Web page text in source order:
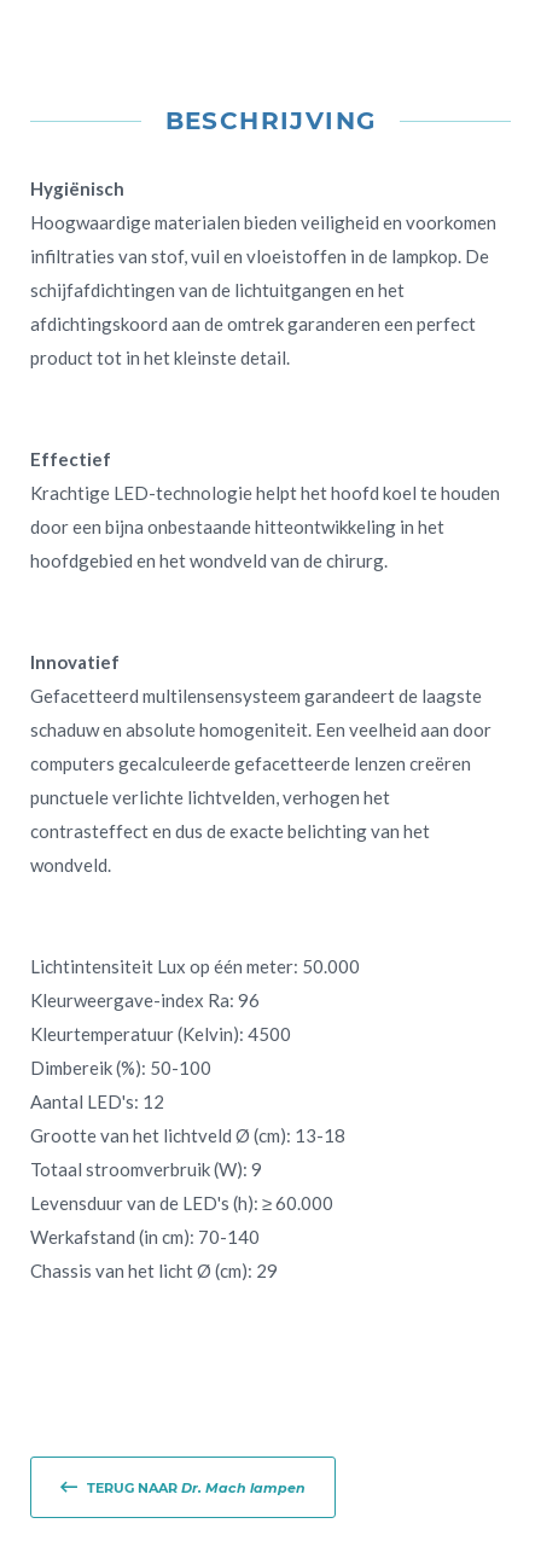
BESCHRIJVING
Hygiënisch
Hoogwaardige materialen bieden veiligheid en voorkomen
infiltraties van stof, vuil en vloeistoffen in de lampkop. De
schijfafdichtingen van de lichtuitgangen en het
afdichtingskoord aan de omtrek garanderen een perfect
product tot in het kleinste detail.
Effectief
Krachtige LED-technologie helpt het hoofd koel te houden
door een bijna onbestaande hitteontwikkeling in het
hoofdgebied en het wondveld van de chirurg.
Innovatief
Gefacetteerd multilensensysteem garandeert de laagste
schaduw en absolute homogeniteit. Een veelheid aan door
computers gecalculeerde gefacetteerde lenzen creëren
punctuele verlichte lichtvelden, verhogen het
contrasteffect en dus de exacte belichting van het
wondveld.
Lichtintensiteit Lux op één meter: 50.000
Kleurweergave-index Ra: 96
Kleurtemperatuur (Kelvin): 4500
Dimbereik (%): 50-100
Aantal LED's: 12
Grootte van het lichtveld Ø (cm): 13-18
Totaal stroomverbruik (W): 9
Levensduur van de LED's (h): ≥ 60.000
Werkafstand (in cm): 70-140
Chassis van het licht Ø (cm): 29
TERUG NAARDr. Mach lampen